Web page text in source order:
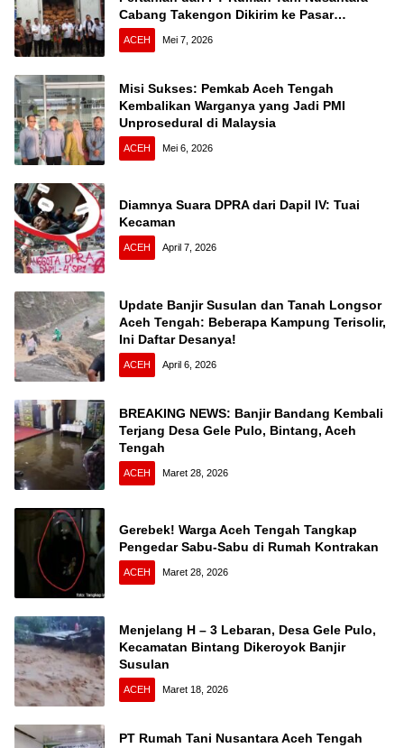
Cabang Takengon Dikirim ke Pasar
Nasional
ACEH Mei 7, 2026
Misi Sukses: Pemkab Aceh Tengah
Kembalikan Warganya yang Jadi PMI
Unprosedural di Malaysia
ACEH Mei 6, 2026
Diamnya Suara DPRA dari Dapil IV: Tuai
Kecaman
ACEH April 7, 2026
Update Banjir Susulan dan Tanah Longsor
Aceh Tengah: Beberapa Kampung Terisolir,
Ini Daftar Desanya!
ACEH April 6, 2026
BREAKING NEWS: Banjir Bandang Kembali
Terjang Desa Gele Pulo, Bintang, Aceh
Tengah
ACEH Maret 28, 2026
Gerebek! Warga Aceh Tengah Tangkap
Pengedar Sabu-Sabu di Rumah Kontrakan
ACEH Maret 28, 2026
Menjelang H – 3 Lebaran, Desa Gele Pulo,
Kecamatan Bintang Dikeroyok Banjir
Susulan
ACEH Maret 18, 2026
PT Rumah Tani Nusantara Aceh Tengah